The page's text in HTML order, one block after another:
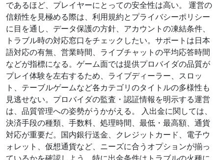
であるほど、プレイヤーにとっての安全性は高い。 運営の
信頼性を見極める際は、利用規約とプライバシーポリシー
に目を通し、データ保護の方針、アカウントの凍結条件、
トラブル時の対応窓口をチェックしたい。サポートは日本
語対応の有無、営業時間、ライブチャットの平均応答時間
などが指標になる。ゲーム面では提供プロバイダの品質が
プレイ体験を左右するため、ライブディーラー、スロッ
ト、テーブルゲームなど各カテゴリのタイトルの多様性も
見逃せない。プロバイダの監査・認証情報を明示する運営
は、品質管理への姿勢がうかがえる。 入出金に関しては、
決済手段の種類、手数料、処理時間、最低・最高額、通貨
対応が重要だ。国内銀行送金、クレジットカード、電子ウ
ォレット、仮想通貨など、ニーズに合うオプションが揃っ
ているかを確認しよう。特に出金条件はトラブルの火種に